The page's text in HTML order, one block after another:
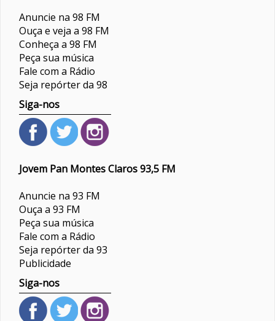
Anuncie na 98 FM
Ouça e veja a 98 FM
Conheça a 98 FM
Peça sua música
Fale com a Rádio
Seja repórter da 98
Siga-nos
Jovem Pan Montes Claros 93,5 FM
Anuncie na 93 FM
Ouça a 93 FM
Peça sua música
Fale com a Rádio
Seja repórter da 93
Publicidade
Siga-nos